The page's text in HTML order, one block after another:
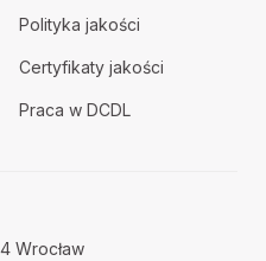
Polityka jakości
Certyfikaty jakości
Praca w DCDL
Wrocław